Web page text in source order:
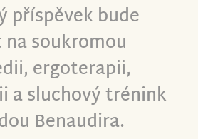
příspěvek bude
soukromou
ergoterapii,
a sluchový trénink
Benaudira.